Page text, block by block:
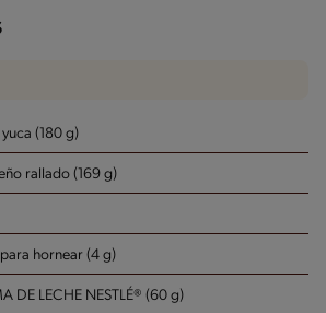
(180 g)
rallado (169 g)
hornear (4 g)
DE LECHE NESTLÉ® (60 g)